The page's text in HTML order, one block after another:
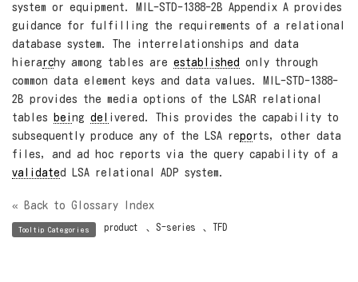
system or equipment. MIL-STD-1388-2B Appendix A provides
guidance for fulfilling the requirements of a relational
database system. The interrelationships and data
hierarchy among tables are established only through
common data element keys and data values. MIL-STD-1388-
2B provides the media options of the LSAR relational
tables bei ng del ivered. This provides the capability to
subsequently produce any of the LSA reports, other data
files, and ad hoc reports via the query capability of a
validated LSA relational ADP system.
« Back to Glossary Index
Tooltip Categories product S-series 、TFD